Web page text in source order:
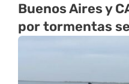
Buenos Aires y
por tormentas